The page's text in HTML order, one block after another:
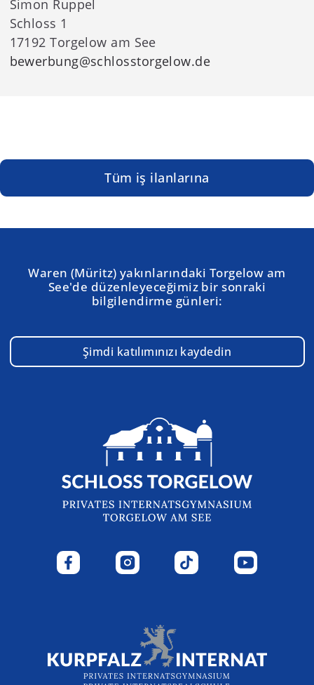
Simon Ruppel
Schloss 1
17192 Torgelow am See
bewerbung@schlosstorgelow.de
Tüm iş ilanlarına
Waren (Müritz) yakınlarındaki Torgelow am
See'de düzenleyeceğimiz bir sonraki
bilgilendirme günleri:
Şimdi katılımınızı kaydedin